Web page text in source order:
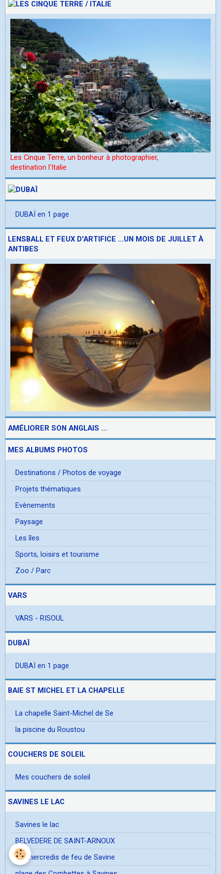
Les Cinque Terre, un bonheur à photographier,
destination l'Italie
DUBAÏ en 1 page
LENSBALL ET FEUX D'ARTIFICE ...UN MOIS DE JUILLET À
ANTIBES
AMÉLIORER SON ANGLAIS ...
MES ALBUMS PHOTOS
Destinations / Photos de voyage
Projets thématiques
Evènements
Paysage
Les îles
Sports, loisirs et tourisme
Zoo / Parc
VARS
VARS - RISOUL
DUBAÏ
DUBAÏ en 1 page
BAIE ST MICHEL ET LA CHAPELLE
La chapelle Saint-Michel de Se
la piscine du Roustou
COUCHERS DE SOLEIL
Mes couchers de soleil
SAVINES LE LAC
Savines le lac
BELVEDERE DE SAINT-ARNOUX
les mercredis de feu de Savine